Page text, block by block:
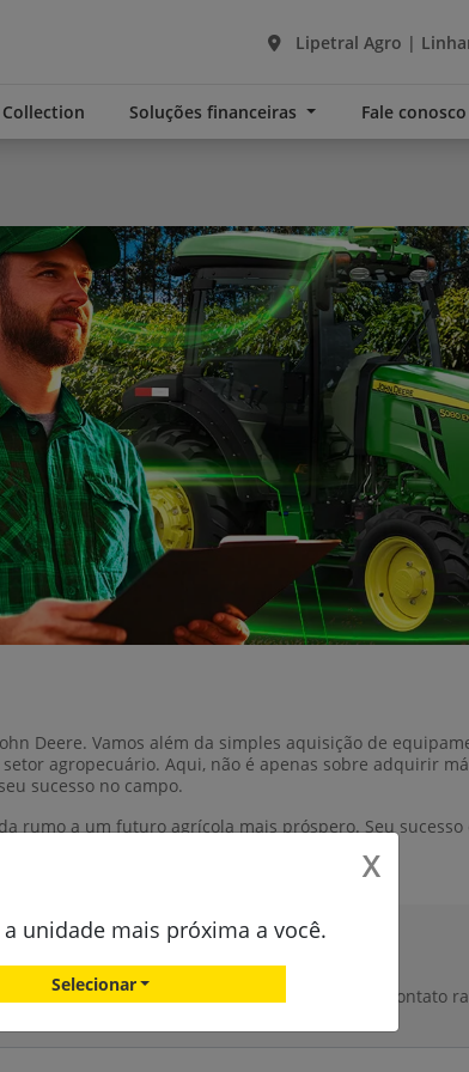
Lipetral Agro |
Collection Soluções financeiras Fale conosco
Deere. Vamos além da simples aquisição de
agropecuário. Aqui, não é apenas sobre adquirir
sucesso no campo.
rumo a um futuro agrícola mais próspero. Seu sucesso
com a nossa equipe
o formulário abaixo que entraremos em contato
X
a unidade mais próxima a você.
Selecionar